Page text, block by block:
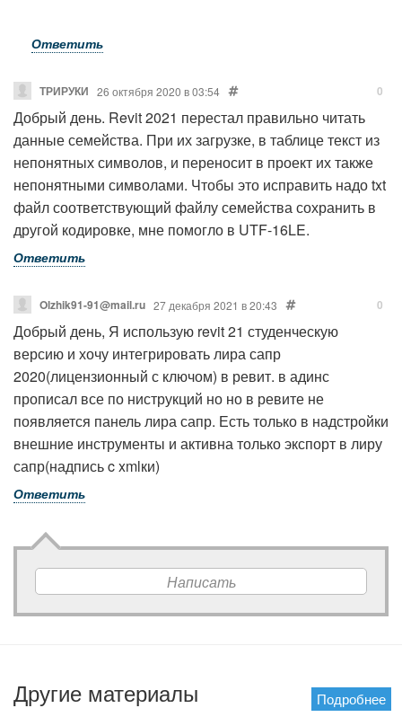
присутствуют параметрически зависимые углы
- в профилях элементов высокой детализации
отсутствует явно выраженная стенка с необходимым
радиусом скругления;
- в профилях элементов средней детализации
присутствуют скругления...
Так что для совместимости со стальными
соединениями приходится вручную
модифицировать семейства. На иллюстрации к
семейств ЛИРА-САПР элементы выдавливания с
уклоном полок, и они подхватили соединения, а вот
семейство из стандартной поставки Autodesk, увы,
не справилось.
Ответить
ТРИРУКИ 26 октября 2020 в 03:54 0
Добрый день. Revit 2021 перестал правильно читать
данные семейства. При их загрузке, в таблице текст из
непонятных символов, и переносит в проект их также
непонятными символами. Чтобы это исправить надо txt
файл соответствующий файлу семейства сохранить в
другой кодировке, мне помогло в UTF-16LE.
Ответить
Olzhik91-91@mail.ru 27 декабря 2021 в 20:43 0
Добрый день, Я использую revit 21 студенческую
версию и хочу интегрировать лира сапр
2020(лицензионный с ключом) в ревит. в адинс
прописал все по ниструкций но но в ревите не
появляется панель лира сапр. Есть только в надстройки
внешние инструменты и активна только экспорт в лиру
сапр(надпись c xmlки)
Ответить
Написать
Другие материалы Подробнее